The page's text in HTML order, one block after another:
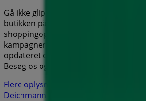
Gå ikke glip af muligheden for at
butikken på
shoppingoplevelse. Vi inviterer dig til
kampagner, vi har til dig i denne
opdateret om de bedste tilbud fra
Besøg os og begynd at spare i dag!
Flere oplysninger om Deichmann
Se
Deichmann i Århus